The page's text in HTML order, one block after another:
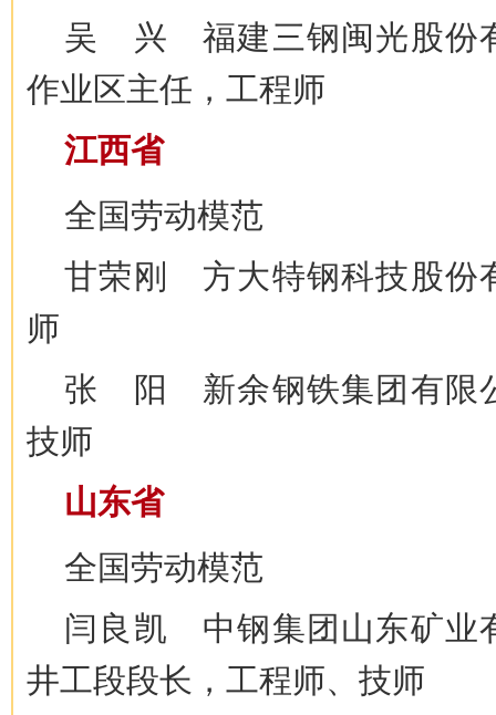
吴 兴 福建三钢闽光股份
作业区主任，工程师
江西省
全国劳动模范
甘荣刚 方大特钢科技股份
师
张 阳 新余钢铁集团有限
技师
山东省
全国劳动模范
闫良凯 中钢集团山东矿业
井工段段长，工程师、技师